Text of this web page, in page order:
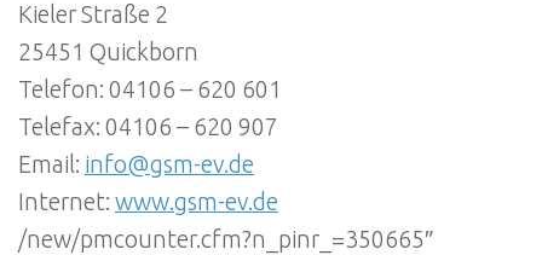
Kieler Straße 2
25451 Quickborn
Telefon: 04106 – 620 601
Telefax: 04106 – 620 907
Email: info@gsm-ev.de
Internet: www.gsm-ev.de
/new/pmcounter.cfm?n_pinr_=350665″